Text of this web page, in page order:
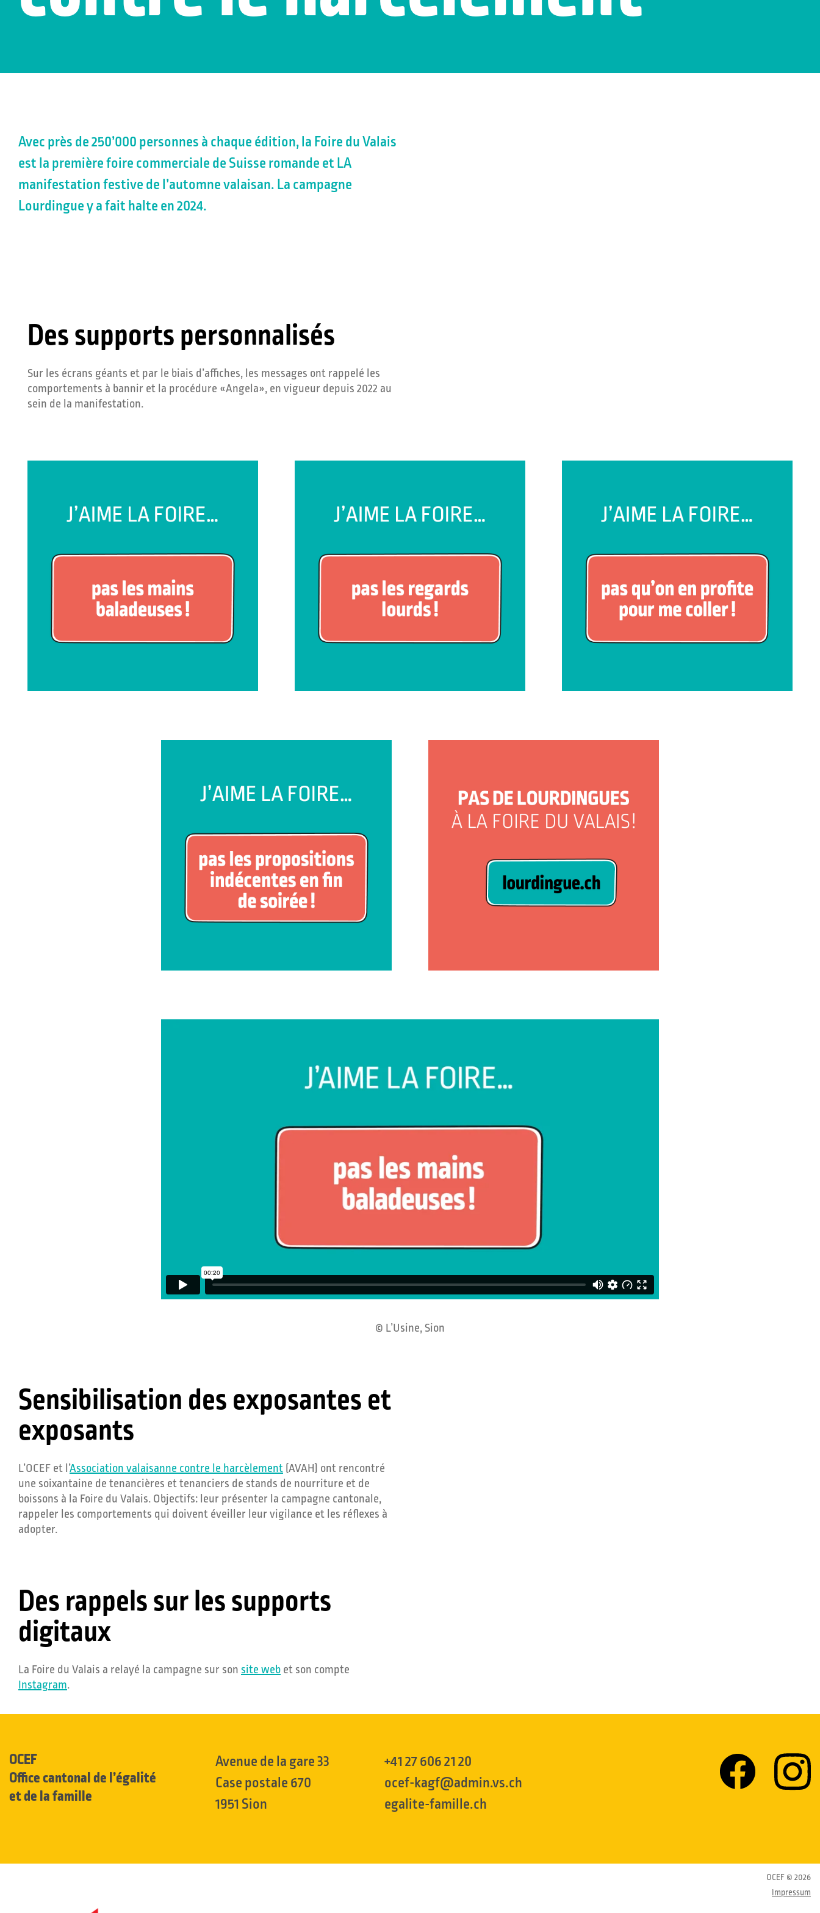
Avec près de 250’000 personnes à chaque édition, la Foire du Valais
est la première foire commerciale de Suisse romande et LA
manifestation festive de l’automne valaisan. La campagne
Lourdingue y a fait halte en 2024.
Des supports personnalisés
Sur les écrans géants et par le biais d’affiches, les messages ont rappelé les
comportements à bannir et la procédure «Angela», en vigueur depuis 2022 au
sein de la manifestation.
© L’Usine, Sion
Sensibilisation des exposantes et
exposants
L’OCEF et l’Association valaisanne contre le harcèlement(AVAH) ont rencontré
une soixantaine de tenancières et tenanciers de stands de nourriture et de
boissons à la Foire du Valais. Objectifs: leur présenter la campagne cantonale,
rappeler les comportements qui doivent éveiller leur vigilance et les réflexes à
adopter.
Des rappels sur les supports
digitaux
La Foire du Valais a relayé la campagne sur sonsite webet son compte
Instagram.
OCEF
Office cantonal de l’égalité
et de la famille
Avenue de la gare 33
Case postale 670
1951 Sion
+41 27 606 21 20
ocef-kagf@admin.vs.ch
egalite-famille.ch
OCEF © 2026
Impressum